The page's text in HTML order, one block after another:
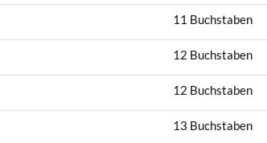
11 Buchstaben
12 Buchstaben
12 Buchstaben
13 Buchstaben